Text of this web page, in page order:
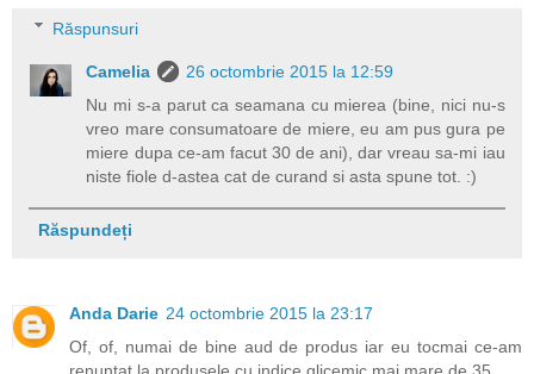
Răspunsuri
Camelia
26 octombrie 2015 la 12:59
Nu mi s-a parut ca seamana cu mierea (bine, nici nu-s
vreo mare consumatoare de miere, eu am pus gura pe
miere dupa ce-am facut 30 de ani), dar vreau sa-mi iau
niste fiole d-astea cat de curand si asta spune tot. :)
Răspundeți
Anda Darie 24 octombrie 2015 la 23:17
Of, of, numai de bine aud de produs iar eu tocmai ce-am